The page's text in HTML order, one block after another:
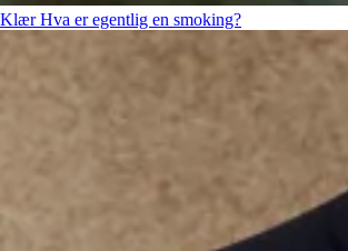
Klær Hva er egentlig en smoking?